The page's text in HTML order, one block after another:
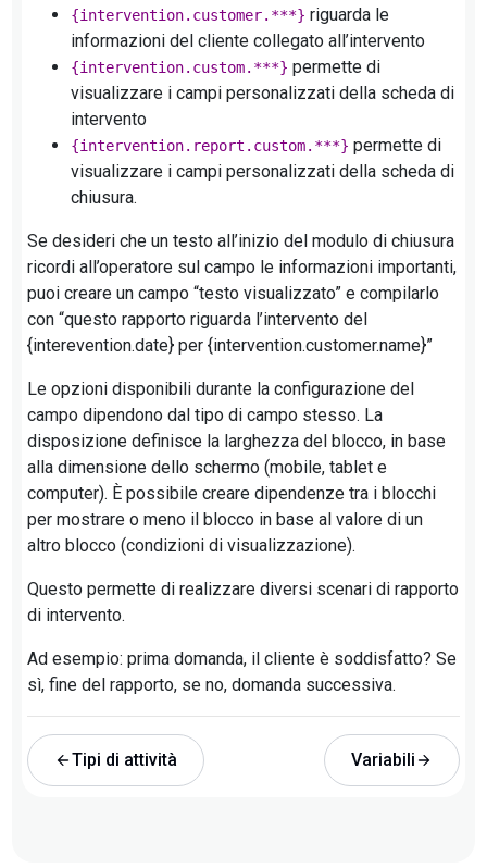
{intervention.customer.***} riguarda le
informazioni del cliente collegato all’intervento
{intervention.custom.***} permette di
visualizzare i campi personalizzati della scheda di
intervento
{intervention.report.custom.***} permette di
visualizzare i campi personalizzati della scheda di
chiusura.
Se desideri che un testo all’inizio del modulo di chiusura
ricordi all’operatore sul campo le informazioni importanti,
puoi creare un campo “testo visualizzato” e compilarlo
con “questo rapporto riguarda l’intervento del
{interevention.date} per {intervention.customer.name}”
Le opzioni disponibili durante la configurazione del
campo dipendono dal tipo di campo stesso. La
disposizione definisce la larghezza del blocco, in base
alla dimensione dello schermo (mobile, tablet e
computer). È possibile creare dipendenze tra i blocchi
per mostrare o meno il blocco in base al valore di un
altro blocco (condizioni di visualizzazione).
Questo permette di realizzare diversi scenari di rapporto
di intervento.
Ad esempio: prima domanda, il cliente è soddisfatto? Se
sì, fine del rapporto, se no, domanda successiva.
Tipi di attività Variabili